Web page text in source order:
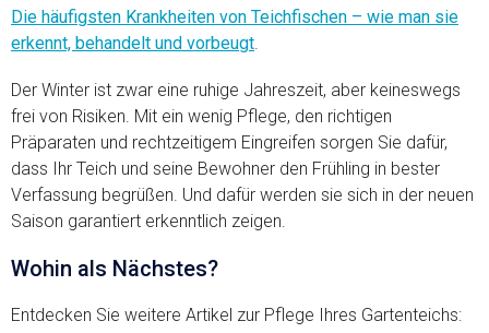
Die häufigsten Krankheiten von Teichfischen – wie man sie
erkennt, behandelt und vorbeugt.
Der Winter ist zwar eine ruhige Jahreszeit, aber keineswegs
frei von Risiken. Mit ein wenig Pflege, den richtigen
Präparaten und rechtzeitigem Eingreifen sorgen Sie dafür,
dass Ihr Teich und seine Bewohner den Frühling in bester
Verfassung begrüßen. Und dafür werden sie sich in der neuen
Saison garantiert erkenntlich zeigen.
Wohin als Nächstes?
Entdecken Sie weitere Artikel zur Pflege Ihres Gartenteichs: